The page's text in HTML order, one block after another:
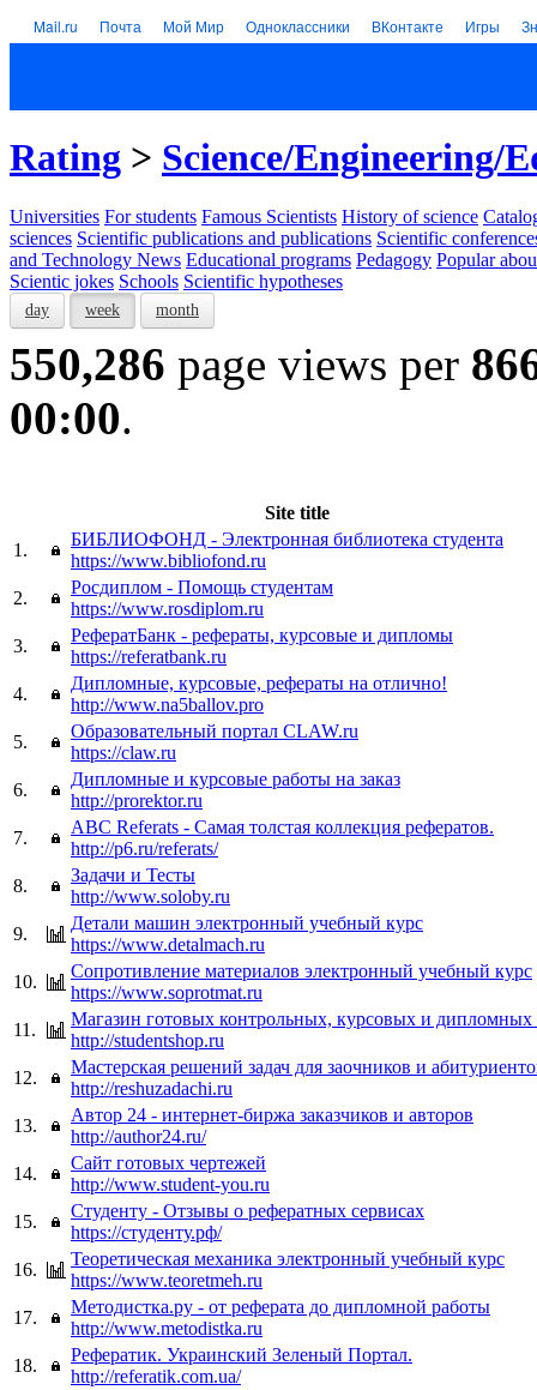
Mail.ru Почта Мой Мир Одноклассники ВКонтакте Игры
Rating > Science/Engineering/
Universities For students Famous Scientists History of science
sciences Scientific publications and publications Scientific
and Technology News Educational programs Pedagogy Popular
Scientic jokes Schools Scientific hypotheses
day week month
550,286 page views per
00:00.
Site title
1.
БИБЛИОФОНД - Электронная библиотека студента
https://www.bibliofond.ru
2.
Росдиплом - Помощь студентам
https://www.rosdiplom.ru
3.
РефератБанк - рефераты, курсовые и дипломы
https://referatbank.ru
4.
Дипломные, курсовые, рефераты на отлично!
http://www.na5ballov.pro
5.
Образовательный портал CLAW.ru
https://claw.ru
6.
Дипломные и курсовые работы на заказ
http://prorektor.ru
7.
ABC Referats - Самая толстая коллекция рефератов.
http://p6.ru/referats/
8.
Задачи и Тесты
http://www.soloby.ru
9.
Детали машин электронный учебный курс
https://www.detalmach.ru
10.
Сопротивление материалов электронный учебный курс
https://www.soprotmat.ru
11.
Магазин готовых контрольных, курсовых и дипломных
http://studentshop.ru
12.
Мастерская решений задач для заочников и
http://reshuzadachi.ru
13.
Автор 24 - интернет-биржа заказчиков и авторов
http://author24.ru/
14.
Сайт готовых чертежей
http://www.student-you.ru
15.
Студенту - Отзывы о рефератных сервисах
https://студенту.рф/
16.
Теоретическая механика электронный учебный курс
https://www.teoretmeh.ru
17.
Методистка.ру - от реферата до дипломной работы
http://www.metodistka.ru
18.
Рефератик. Украинский Зеленый Портал.
http://referatik.com.ua/